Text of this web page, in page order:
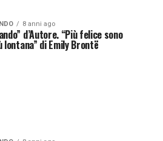
8 anni ago
d’Autore. “Più felice sono
lontana” di Emily Brontë